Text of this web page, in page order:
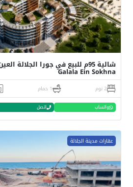
Galala Ein Sokhna
2 نوم 1 حمام
واتساب اتصل
عقارات مدينة الجلالة